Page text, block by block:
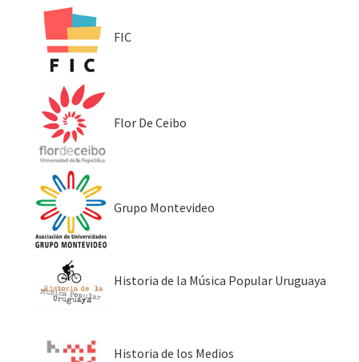
FIC
Flor De Ceibo
Grupo Montevideo
Historia de la Música Popular Uruguaya
Historia de los Medios